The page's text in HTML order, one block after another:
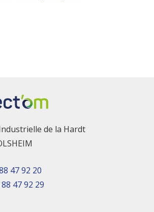
de la Hardt
47 92 20
47 92 29